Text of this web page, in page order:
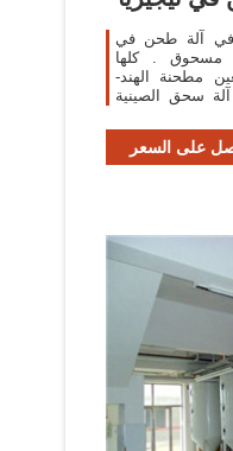
في آلة طحن في
مسحوق . كلها
مطحنة الهند-
سحق الصينية
على السعر